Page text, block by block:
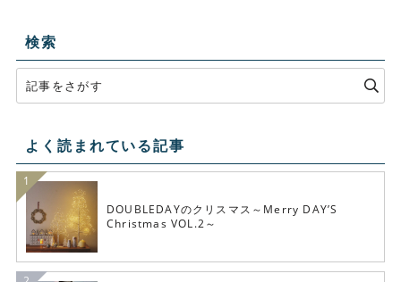
検索
よく読まれている記事
DOUBLEDAYのクリスマス～Merry DAY’S
Christmas VOL.2～